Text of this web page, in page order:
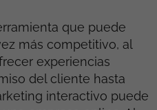
que puede
más competitivo, al
experiencias
del cliente hasta
interactivo puede